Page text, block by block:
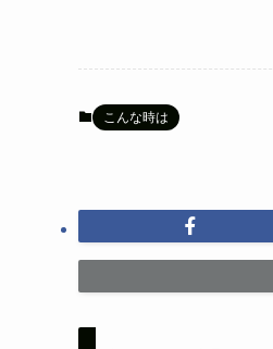
こんな時は